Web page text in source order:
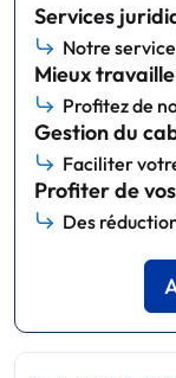
Services
Notre
Mieux
Profitez de
Gestion du
Faciliter
Profiter de
Des